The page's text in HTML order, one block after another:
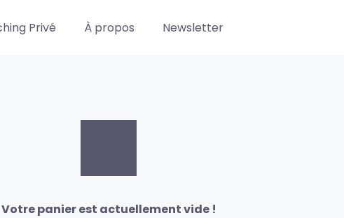
Privé À propos Newsletter
Votre panier est actuellement vide !